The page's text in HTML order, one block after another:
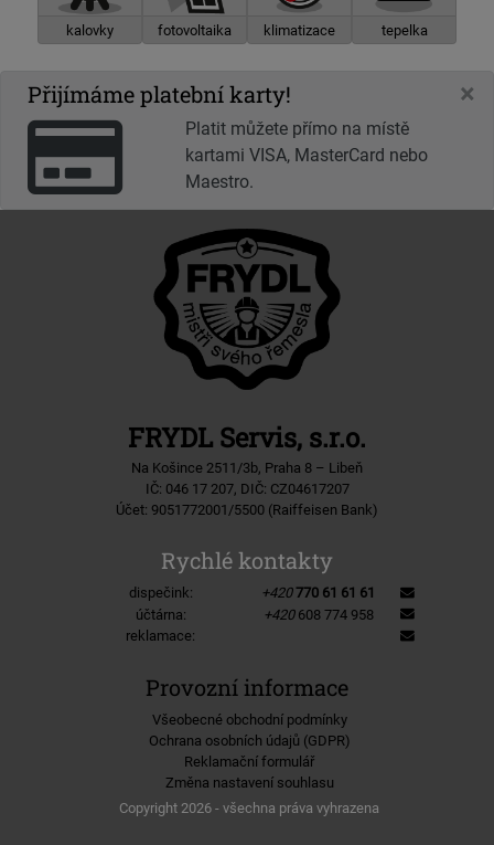
kalovky fotovoltaika klimatizace tepelka
Přijímáme platební karty! ×
Platit můžete přímo na místě
kartami VISA, MasterCard nebo
Maestro.
FRYDL Servis, s.r.o.
Na Košince 2511/3b, Praha 8 – Libeň
IČ: 046 17 207, DIČ: CZ04617207
Účet: 9051772001/5500 (Raiffeisen Bank)
Rychlé kontakty
dispečink: +420770 61 61 61
účtárna:
+420608 774 958
reklamace:
Provozní informace
Všeobecné obchodní podmínky
Ochrana osobních údajů (GDPR)
Reklamační formulář
Změna nastavení souhlasu
Copyright 2026 - všechna práva vyhrazena